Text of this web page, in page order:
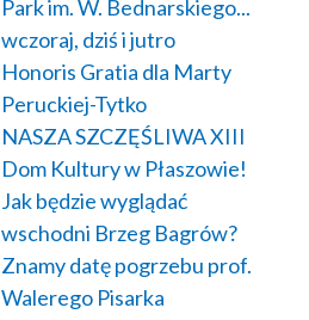
Park im. W. Bednarskiego...
wczoraj, dziś i jutro
Honoris Gratia dla Marty
Peruckiej-Tytko
NASZA SZCZĘŚLIWA XIII
Dom Kultury w Płaszowie!
Jak będzie wyglądać
wschodni Brzeg Bagrów?
Znamy datę pogrzebu prof.
Walerego Pisarka